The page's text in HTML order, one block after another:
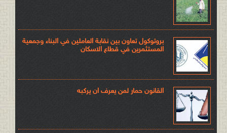
بروتوكول تعاون بين نقابة العاملين في البناء وجمعية
المستثمرين في قطاع الاسكان
القانون حمار لمن يعرف ان يركبه